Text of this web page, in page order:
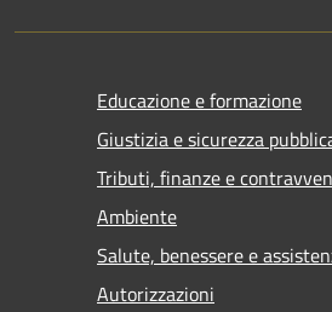
Educazione e formazione
Giustizia e sicurezza
Tributi, finanze e
Ambiente
Salute, benessere e
Autorizzazioni